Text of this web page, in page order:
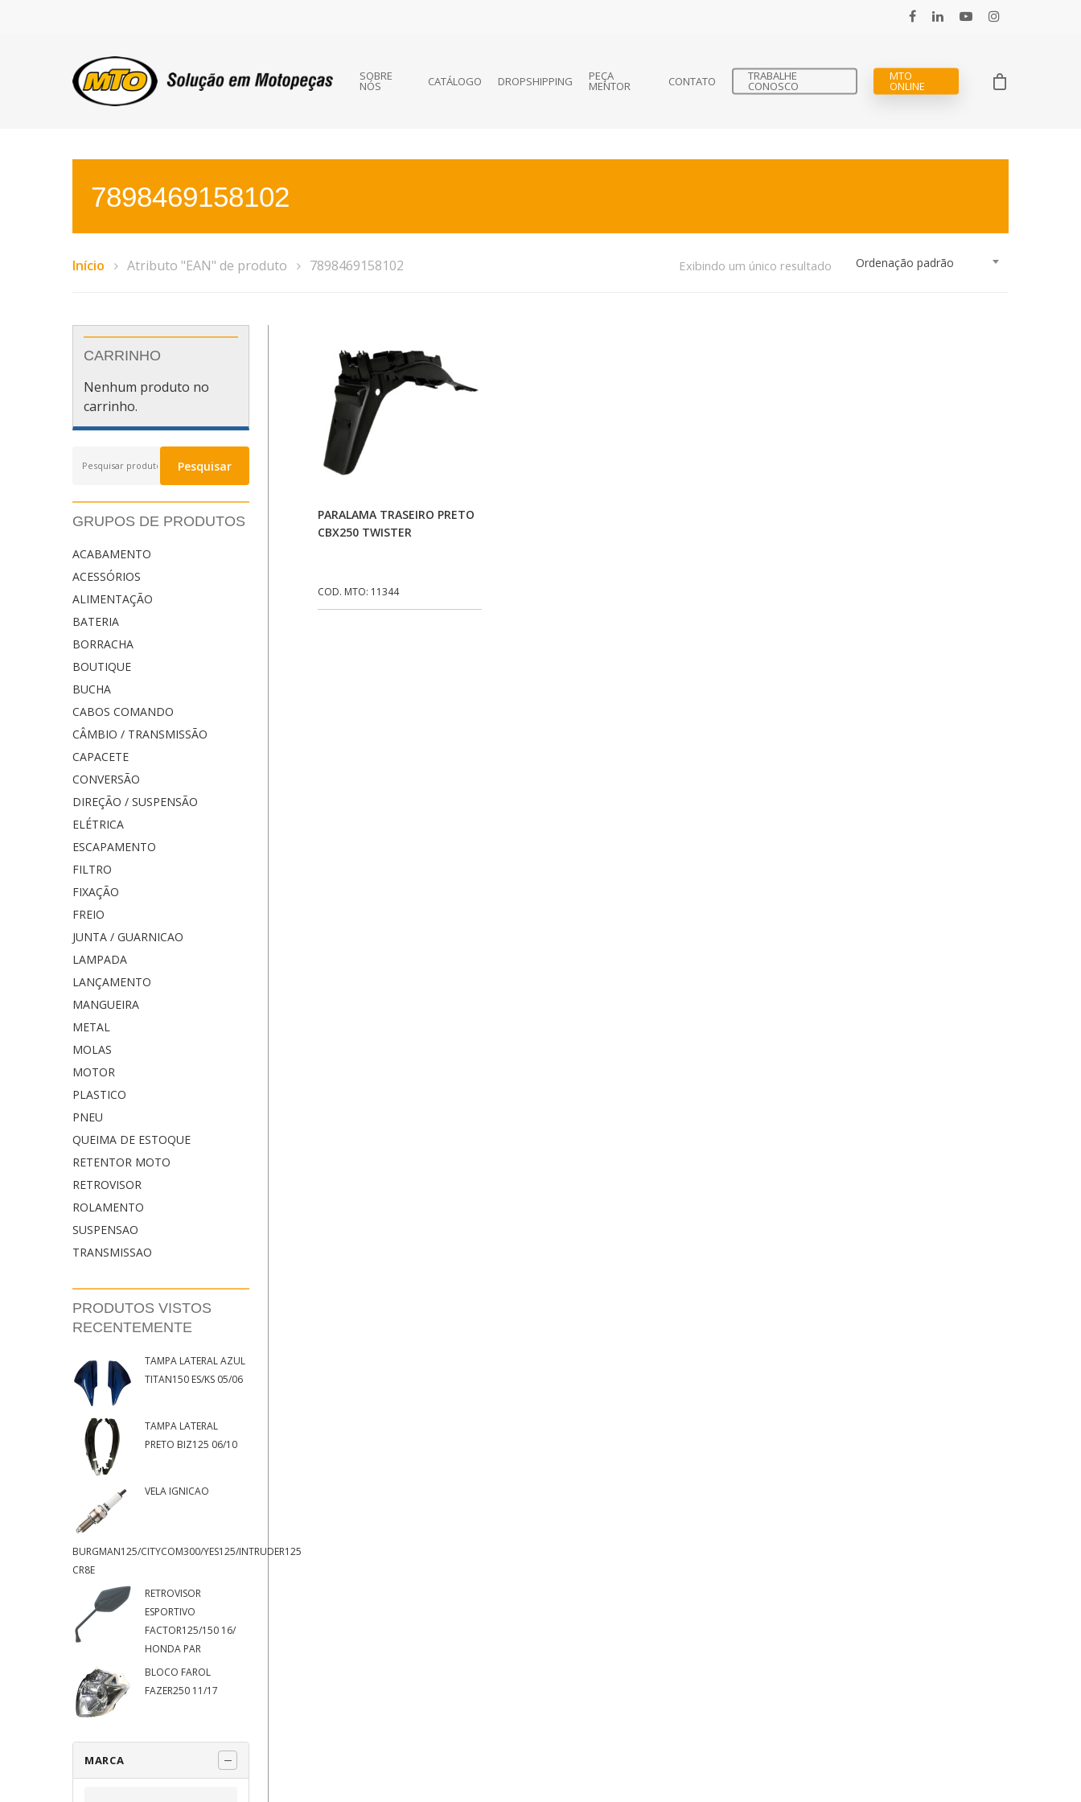
SOBRE
NÓS CATÁLOGO DROPSHIPPING PEÇA
MENTOR CONTATO TRABALHE
CONOSCO
MTO
ONLINE
7898469158102
Ordenação padrão
Exibindo um único resultado
Início Atributo "EAN" de produto 7898469158102
CARRINHO
Nenhum produto no
carrinho.
por:
Pesquisar
GRUPOS DE PRODUTOS
ACABAMENTO
ACESSÓRIOS
ALIMENTAÇÃO
BATERIA
BORRACHA
BOUTIQUE
BUCHA
CABOS COMANDO
CÂMBIO / TRANSMISSÃO
CAPACETE
CONVERSÃO
DIREÇÃO / SUSPENSÃO
ELÉTRICA
ESCAPAMENTO
FILTRO
FIXAÇÃO
FREIO
JUNTA / GUARNICAO
LAMPADA
LANÇAMENTO
MANGUEIRA
METAL
MOLAS
MOTOR
PLASTICO
PNEU
QUEIMA DE ESTOQUE
RETENTOR MOTO
RETROVISOR
ROLAMENTO
SUSPENSAO
TRANSMISSAO
PRODUTOS VISTOS
RECENTEMENTE
TAMPA LATERAL AZUL
TITAN150 ES/KS 05/06
TAMPA LATERAL
PRETO BIZ125 06/10
VELA IGNICAO
BURGMAN125/CITYCOM300/YES125/INTRUDER125
CR8E
RETROVISOR
ESPORTIVO
FACTOR125/150 16/
HONDA PAR
BLOCO FAROL
FAZER250 11/17
MARCA
Adicionar Ao Carrinho
PARALAMA TRASEIRO PRETO
CBX250 TWISTER
COD. MTO: 11344